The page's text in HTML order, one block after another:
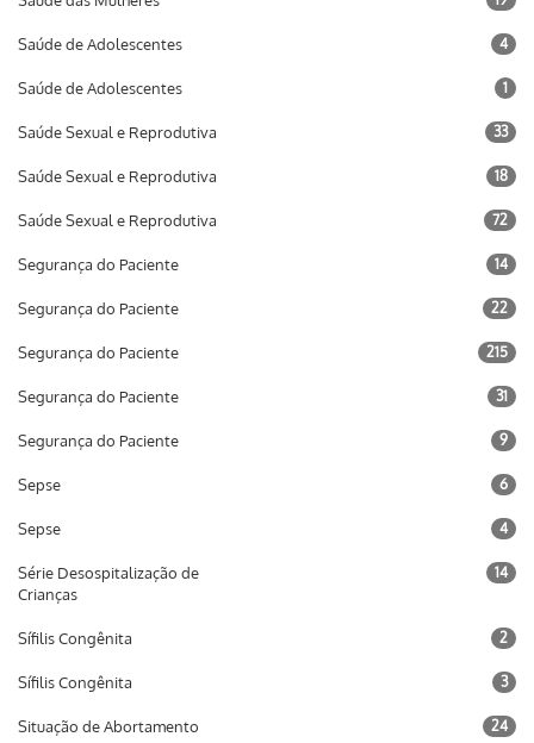
Saúde de Adolescentes 4
Saúde de Adolescentes 1
Saúde Sexual e Reprodutiva 33
Saúde Sexual e Reprodutiva 18
Saúde Sexual e Reprodutiva 72
Segurança do Paciente 14
Segurança do Paciente 22
Segurança do Paciente 215
Segurança do Paciente 31
Segurança do Paciente 9
Sepse 6
Sepse 4
Série Desospitalização de
Crianças
14
Sífilis Congênita 2
Sífilis Congênita 3
Situação de Abortamento 24